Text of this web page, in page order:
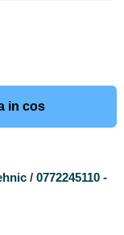
in cos
/ 0772245110 -